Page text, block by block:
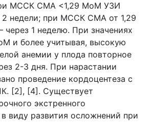
МССК СМА <1,29 МоМ УЗИ
2 недели; при МССК СМА от 1,29
1 неделю. При значениях
и более учитывая, высокую
анемии у плода повторное
2-3 дня. При нарастании
проведение кордоцентеза с
[2], [4]. Существует
экстренного
виду развития осложнений при